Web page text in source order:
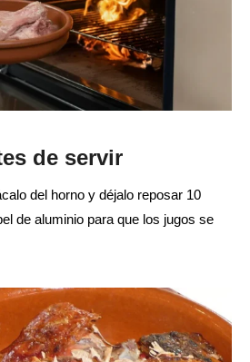
de servir
del horno y déjalo reposar 10
de aluminio para que los jugos se